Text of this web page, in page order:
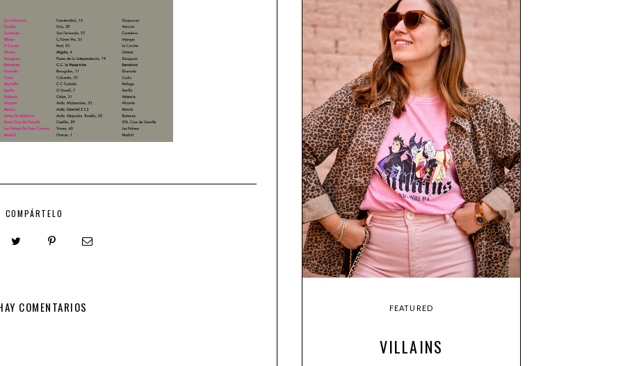
COMPÁRTELO
COMENTARIOS FEATURED
VILLAINS